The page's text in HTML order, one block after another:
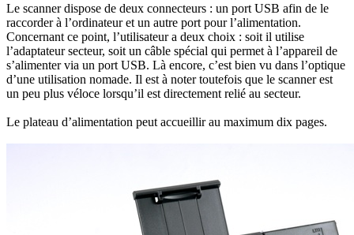
Le scanner dispose de deux connecteurs : un port USB afin de le
raccorder à l’ordinateur et un autre port pour l’alimentation.
Concernant ce point, l’utilisateur a deux choix : soit il utilise
l’adaptateur secteur, soit un câble spécial qui permet à l’appareil de
s’alimenter via un port USB. Là encore, c’est bien vu dans l’optique
d’une utilisation nomade. Il est à noter toutefois que le scanner est
un peu plus véloce lorsqu’il est directement relié au secteur.
Le plateau d’alimentation peut accueillir au maximum dix pages.